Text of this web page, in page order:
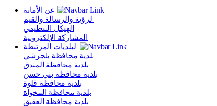
الرؤية والرسالة والقيم
الهيكل التنظيمي
المشاركة الإلكترونية
بلدية محافظة بلجرشي
بلدية محافظة المندق
بلدية محافظة بني حسن
بلدية محافظة قلوة
بلدية محافظة المخواة
بلدية محافظة العقيق